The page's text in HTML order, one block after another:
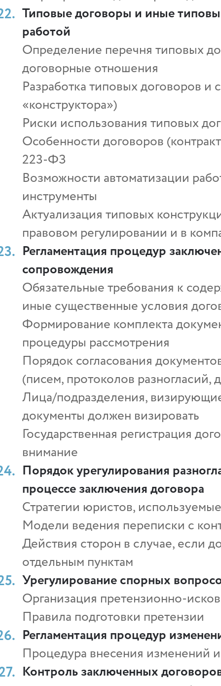
Типовые договоры и иные
работой
Определение перечня типовых
договорные отношения
Разработка типовых договоров
«конструктора»)
Риски использования типовых
Особенности договоров
223-ФЗ
Возможности автоматизации
инструменты
Актуализация типовых
правовом регулировании и в
Регламентация процедур
сопровождения
Обязательные требования к
иные существенные условия
Формирование комплекта
процедуры рассмотрения
Порядок согласования
(писем, протоколов
Лица/подразделения,
документы должен визировать
Государственная регистрация
внимание
Порядок урегулирования
процессе заключения договора
Стратегии юристов,
Модели ведения переписки с
Действия сторон в случае, если
отдельным пунктам
Урегулирование спорных
Организация претензионно-
Правила подготовки претензии
Регламентация процедур
Процедура внесения изменений
Контроль заключенных